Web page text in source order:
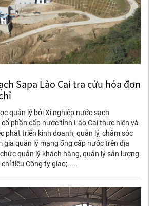
Sapa Lào Cai tra cứu hóa đơn
quản lý bởi Xí nghiệp nước sạch
phần cấp nước tỉnh Lào Cai thực hiện và
phát triển kinh doanh, quản lý, chăm sóc
gia quản lý mạng ống cấp nước trên địa
quản lý khách hàng, quản lý sản lượng
tiêu Công ty giao;.....